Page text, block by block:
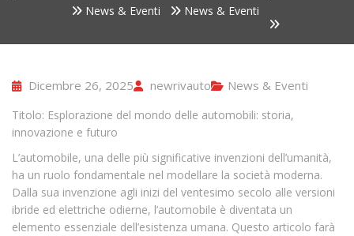
News & Eventi
News & Eventi
Dicembre 26, 2025 newrivauto News & Eventi
Titolo: Esplorazione del mondo delle automobili: storia,
innovazione e futuro
L’automobile, una delle più significative invenzioni dell’umanità,
ha un ruolo fondamentale nel modellare la società moderna.
Dalla sua invenzione agli inizi del ventesimo secolo alle versioni
ibride ed elettriche odierne, l’automobile è diventata un
elemento essenziale dell’esistenza umana. Questo articolo farà